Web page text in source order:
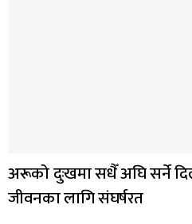
अरूको दुःखमा सधैँ अघि सर्ने
जीवनका लागि संघर्षरत